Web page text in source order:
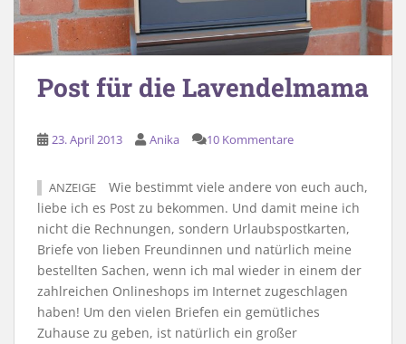
Post für die Lavendelmama
23. April 2013 Anika 10 Kommentare
ANZEIGE
Wie bestimmt viele andere von euch auch,
liebe ich es Post zu bekommen. Und damit meine ich
nicht die Rechnungen, sondern Urlaubspostkarten,
Briefe von lieben Freundinnen und natürlich meine
bestellten Sachen, wenn ich mal wieder in einem der
zahlreichen Onlineshops im Internet zugeschlagen
haben! Um den vielen Briefen ein gemütliches
Zuhause zu geben, ist natürlich ein großer